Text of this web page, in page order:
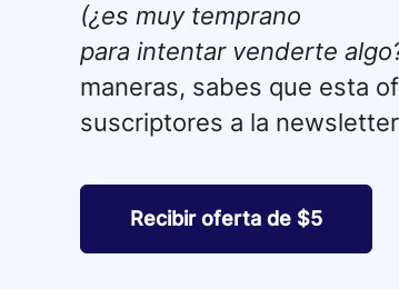
(¿es muy temprano
para intentar venderte
maneras, sabes que esta
suscriptores a la
Recibir oferta de $5